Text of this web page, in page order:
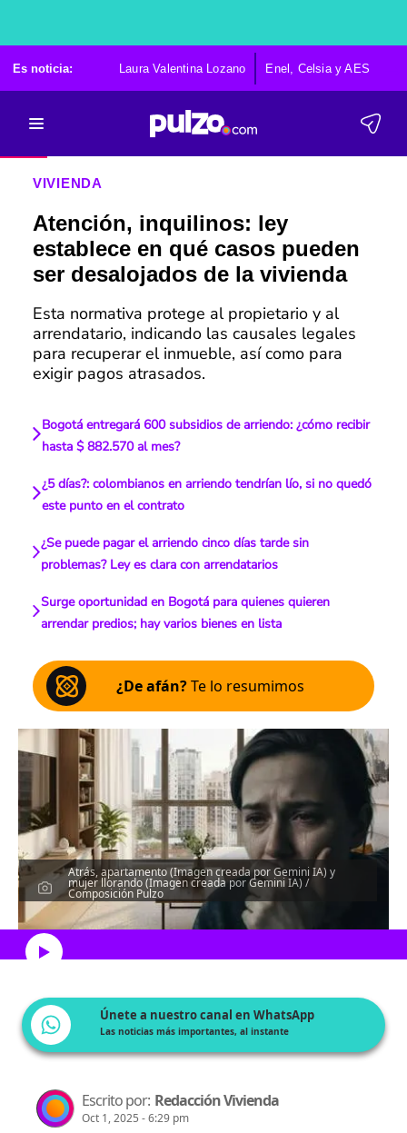
Es noticia: Laura Valentina Lozano Enel, Celsia y AES
VIVIENDA
Atención, inquilinos: ley
establece en qué casos pueden
ser desalojados de la vivienda
Esta normativa protege al propietario y al
arrendatario, indicando las causales legales
para recuperar el inmueble, así como para
exigir pagos atrasados.
Bogotá entregará 600 subsidios de arriendo: ¿cómo recibir
hasta $ 882.570 al mes?
¿5 días?: colombianos en arriendo tendrían lío, si no quedó
este punto en el contrato
¿Se puede pagar el arriendo cinco días tarde sin
problemas? Ley es clara con arrendatarios
Surge oportunidad en Bogotá para quienes quieren
arrendar predios; hay varios bienes en lista
¿De afán?Te lo resumimos
Atrás, apartamento (Imagen creada por Gemini IA) y
mujer llorando (Imagen creada por Gemini IA) /
Composición Pulzo
Escucha el artículo
Únete a nuestro canal en WhatsApp
Las noticias más importantes, al instante
Escrito por: Redacción Vivienda
Oct 1, 2025 - 6:29 pm